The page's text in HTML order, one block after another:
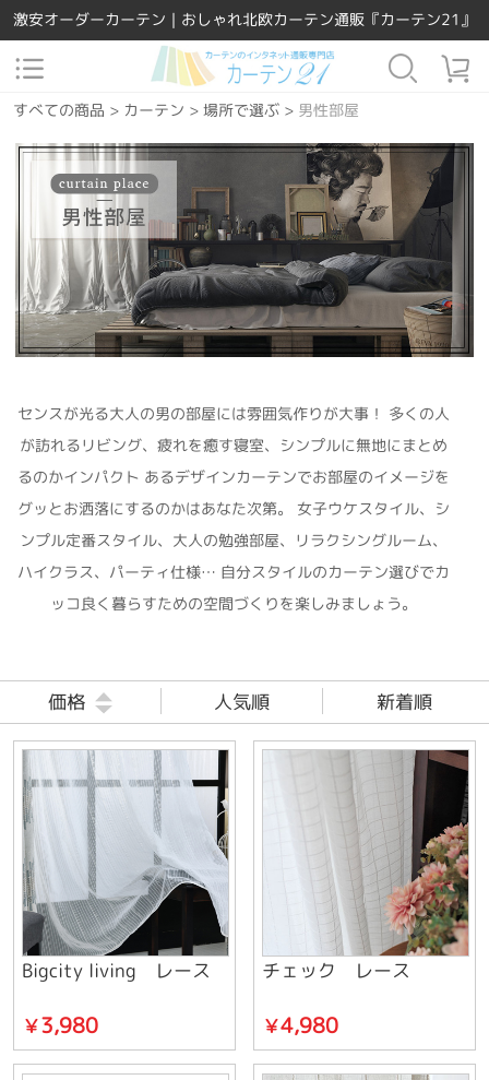
激安オーダーカーテン｜おしゃれ北欧カーテン通販『カーテン21』
すべての商品 > カーテン > 場所で選ぶ> 男性部屋
センスが光る大人の男の部屋には雰囲気作りが大事！ 多くの人
が訪れるリビング、疲れを癒す寝室、シンプルに無地にまとめ
るのかインパクト あるデザインカーテンでお部屋のイメージを
グッとお洒落にするのかはあなた次第。 女子ウケスタイル、シ
ンプル定番スタイル、大人の勉強部屋、リラクシングルーム、
ハイクラス、パーティ仕様… 自分スタイルのカーテン選びでカ
ッコ良く暮らすための空間づくりを楽しみましょう。
価格 人気順 新着順
Bigcity living レース
￥3,980
チェック レース
￥4,980